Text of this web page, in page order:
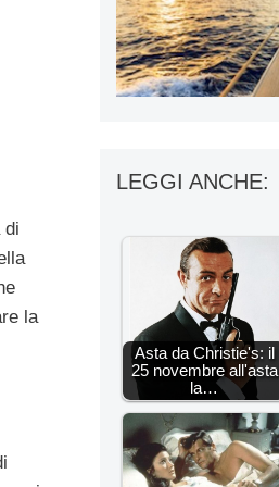
di
la
LEGGI ANCHE:
Asta da Christie's: il
25 novembre all'asta
la…